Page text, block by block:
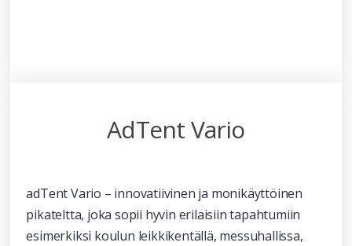
AdTent Vario
adTent Vario – innovatiivinen ja monikäyttöinen
pikateltta, joka sopii hyvin erilaisiin tapahtumiin
esimerkiksi koulun leikkikentällä, messuhallissa,